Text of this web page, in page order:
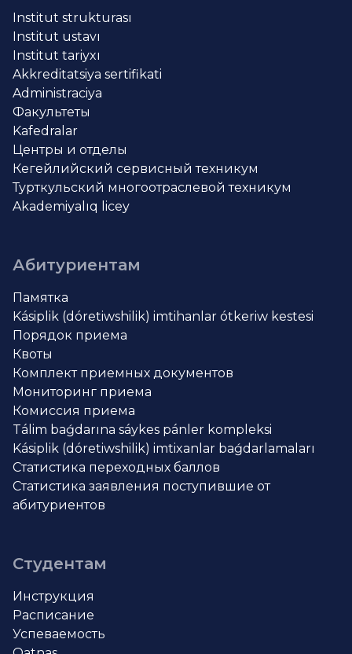
Institut strukturası
Institut ustavı
Institut tariyxı
Akkreditatsiya sertifikati
Administraciya
Факультеты
Kafedralar
Центры и отделы
Кегейлийский сервисный техникум
Турткульский многоотраслевой техникум
Akademiyalıq licey
Абитуриентам
Памятка
Kásiplik (dóretiwshilik) imtihanlar ótkeriw kestesi
Порядок приема
Квоты
Комплект приемных документов
Мониторинг приема
Комиссия приема
Tálim baǵdarına sáykes pánler kompleksi
Kásiplik (dóretiwshilik) imtixanlar baǵdarlamaları
Статистика переходных баллов
Статистика заявления поступившие от
абитуриентов
Студентам
Инструкция
Расписание
Успеваемость